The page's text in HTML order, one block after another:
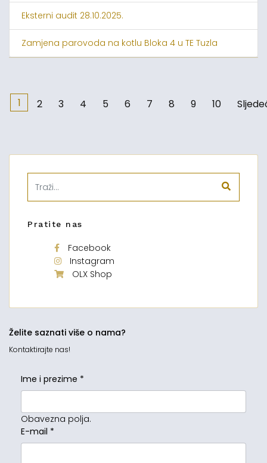
Eksterni audit 28.10.2025.
Zamjena parovoda na kotlu Bloka 4 u TE Tuzla
1 2 3 4 5 6 7 8 9 10
Pratite nas
Facebook
Instagram
OLX Shop
Želite saznati više o nama?
Kontaktirajte nas!
Ime i prezime *
Obavezna polja.
E-mail *